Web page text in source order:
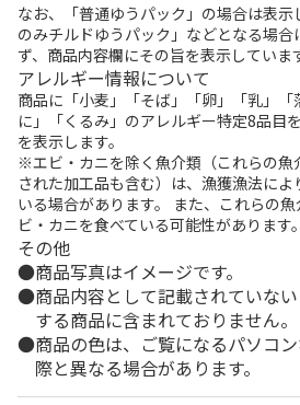
なお、「普通ゆうパック」の場合は表
のみチルドゆうパック」などとなる場
ず、商品内容欄にその旨を表示していま
アレルギー情報について
商品に「小麦」「そば」「卵」「乳」
に」「くるみ」のアレルギー特定8品目
を表示します。
※エビ・カニを除く魚介類（これらの魚
された加工品も含む）は、漁獲漁法によ
いる場合があります。 また、これらの
ビ・カニを食べている可能性があります。
その他
商品写真はイメージです。
商品内容として記載されていな
する商品に含まれておりません。
商品の色は、ご覧になるパソコ
際と異なる場合があります。